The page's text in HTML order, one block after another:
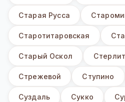
Старая Русса
Старотитаровская
Старый Оскол
Стрежевой Ступино
Суздаль Сукко